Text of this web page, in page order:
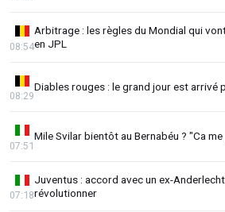
Arbitrage : les règles du Mondial qui
en JPL
08:54
Diables rouges : le grand jour est arrivé
08:29
Mile Svilar bientôt au Bernabéu ? "Ca
07:51
Juventus : accord avec un ex-
révolutionner
07:18